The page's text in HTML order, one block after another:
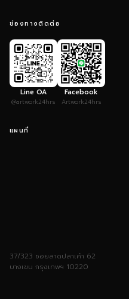
ช่องทางติดต่อ
Line OA
@artwork24hrs
Facebook
Artwork24hrs
แผนที่
37/323 ซอยลาดปลาเค้า 62
บางเขน กรุงเทพฯ 10220